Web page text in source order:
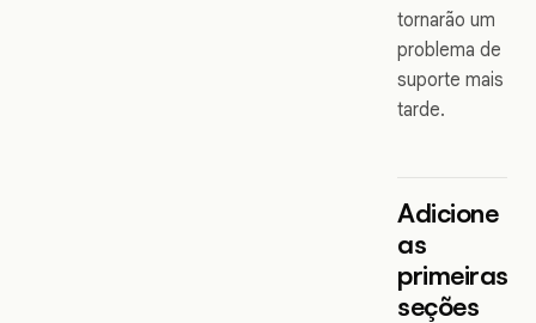
tornarão um
problema de
suporte mais
tarde.
Adicione
as
primeiras
seções